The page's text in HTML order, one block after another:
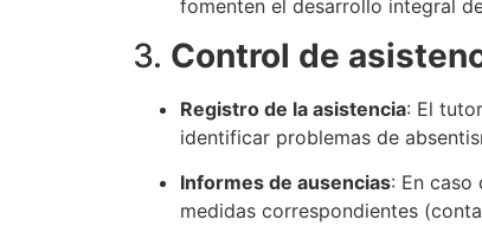
fomenten el desarrollo integral
3. Control de
Registro de la asistencia: El
identificar problemas de
Informes de ausencias: En
medidas correspondientes